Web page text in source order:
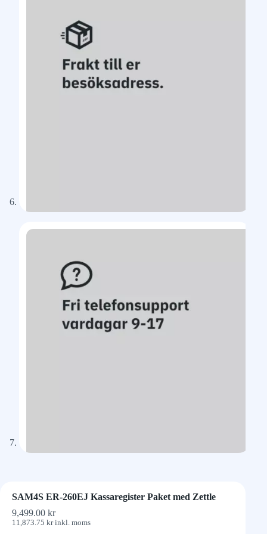
SAM4S ER-260EJ Kassaregister Paket med Zettle
9,499.00 kr
11,873.75 krinkl. moms